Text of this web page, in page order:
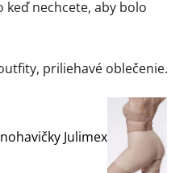
nechcete, aby bolo
priliehavé oblečenie.
Julimex